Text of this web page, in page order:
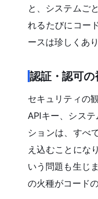
と、システムご
れるたびにコー
ースは珍しくあ
認証・認可
セキュリティの
APIキー、シス
ションは、すべ
え込むことにな
いう問題も生じ
の火種がコード